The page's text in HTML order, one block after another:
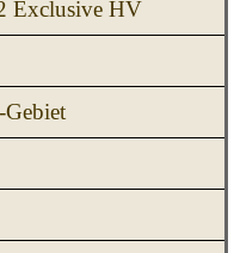
Exclusive HV